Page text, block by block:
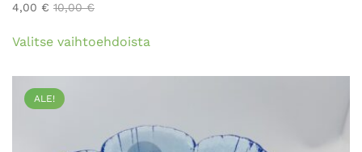
4,00 € 10,00€
Valitse vaihtoehdoistatuotteella
Voit
tehdä
ALE!